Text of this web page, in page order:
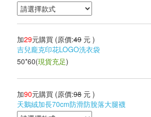
加29元購買 (原價:49 元 )
吉兒龐克印花LOGO洗衣袋
50*60(現貨充足)
加90元購買 (原價:98 元 )
天鵝絨加長70cm防滑防脫落大腿襪